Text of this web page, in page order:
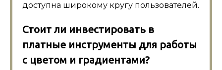
доступна широкому кругу пользователей.
Стоит ли инвестировать в
платные инструменты для работы
с цветом и градиентами?